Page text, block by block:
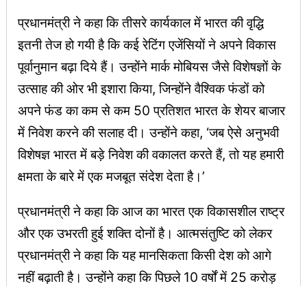
प्रधानमंत्री ने कहा कि तीसरे कार्यकाल में भारत की वृद्धि
इतनी तेज हो गयी है कि कई रेटिंग एजेंसियों ने अपने विकास
पूर्वानुमान बढ़ा दिये हैं। उन्होंने मार्क मोबियस जैसे विशेषज्ञों के
उत्साह की ओर भी इशारा किया, जिन्होंने वैश्विक फंडों को
अपने फंड का कम से कम 50 प्रतिशत भारत के शेयर बाजार
में निवेश करने की सलाह दी। उन्होंने कहा, ‘जब ऐसे अनुभवी
विशेषज्ञ भारत में बड़े निवेश की वकालत करते हैं, तो यह हमारी
क्षमता के बारे में एक मजबूत संदेश देता है।’
प्रधानमंत्री ने कहा कि आज का भारत एक विकासशील राष्ट्र
और एक उभरती हुई शक्ति दोनों है। आत्मसंतुष्टि को लेकर
प्रधानमंत्री ने कहा कि यह मानसिकता किसी देश को आगे
नहीं बढ़ाती है। उन्होंने कहा कि पिछले 10 वर्षों में 25 करोड़